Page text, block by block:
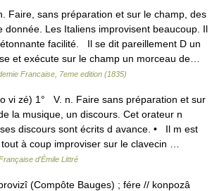
Faire, sans préparation et sur le champ, des
donnée. Les Italiens improvisent beaucoup. Il
facilité. Il se dit pareillement D un
et exécute sur le champ un morceau de…
Francaise, 7eme edition (1835)
vi zé) 1° V. n. Faire sans préparation et sur
la musique, un discours. Cet orateur n
discours sont écrits d avance. • Il m est
à coup improviser sur le clavecin …
d'Émile Littré
(Compôte Bauges) ; fére // konpozâ